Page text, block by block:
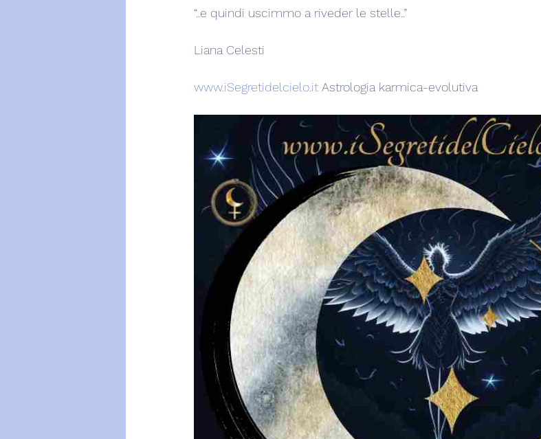
“..e quindi uscimmo a riveder le stelle..”
Liana Celesti
www.iSegretidelcielo.it Astrologia karmica-evolutiva